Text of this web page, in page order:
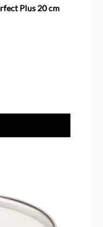
Plus 20 cm